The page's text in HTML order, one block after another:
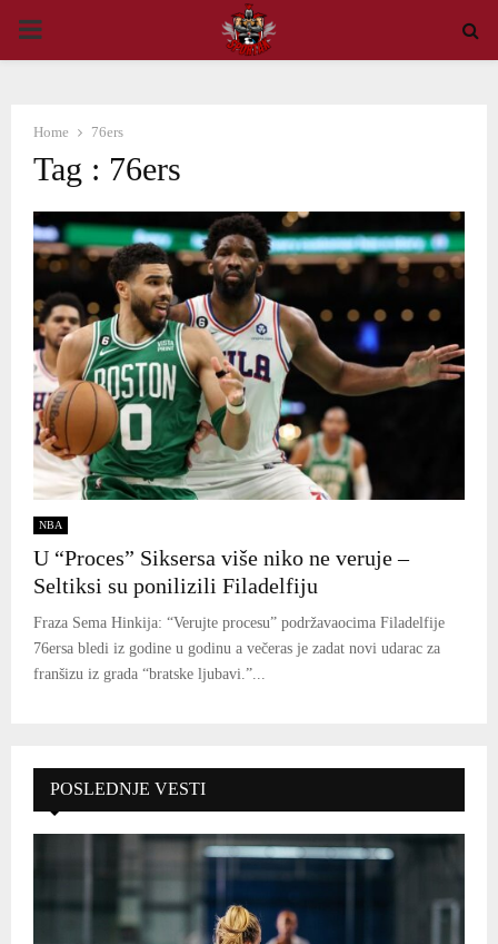
PRIMARY
Home 76ers
Tag : 76ers
NBA
U “Proces” Siksersa više niko ne veruje –
Seltiksi su ponilizili Filadelfiju
Fraza Sema Hinkija: “Verujte procesu” podržavaocima Filadelfije
76ersa bledi iz godine u godinu a večeras je zadat novi udarac za
franšizu iz grada “bratske ljubavi.”...
POSLEDNJE VESTI